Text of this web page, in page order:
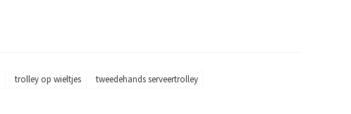
trolley op wieltjes tweedehands serveertrolley